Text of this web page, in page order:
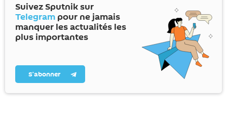
Suivez Sputnik sur
Telegram pour ne jamais
manquer les actualités les
plus importantes
S’abonner